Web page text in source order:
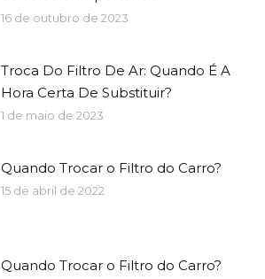
16 de outubro de 2023
Troca Do Filtro De Ar: Quando É A
Hora Certa De Substituir?
1 de maio de 2023
Quando Trocar o Filtro do Carro?
15 de abril de 2022
Quando Trocar o Filtro do Carro?